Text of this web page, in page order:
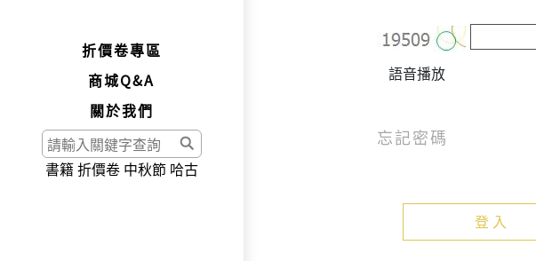
折價卷專區
商城Q&A
關於我們
書籍折價卷 中秋節 哈古
語音播放
忘記密碼
登入